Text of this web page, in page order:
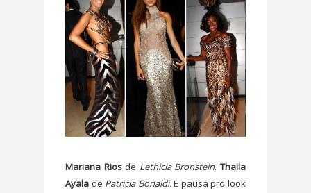
Mariana Riosde Lethicia Bronstein. Thaila
Ayala de Patricia Bonaldi.E pausa pro look